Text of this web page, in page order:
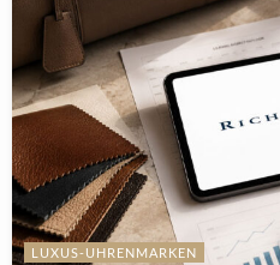
LUXUS-UHRENMARKEN